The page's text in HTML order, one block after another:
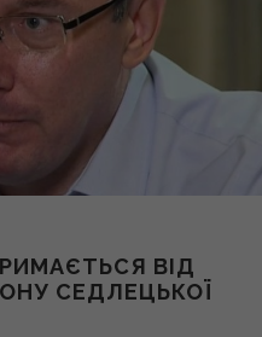
ВІД
СЕДЛЕЦЬКОЇ